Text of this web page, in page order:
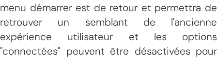
menu démarrer est de retour et permettra de
retrouver un semblant de l'ancienne
expérience utilisateur et les options
"connectées" peuvent être désactivées pour